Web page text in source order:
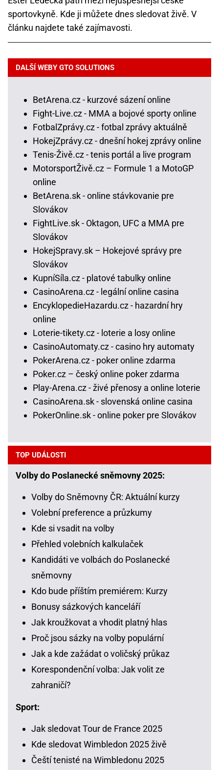
sportovkyně. Kde ji můžete dnes sledovat živě. V
článku najdete také zajímavosti.
DALŠÍ WEBY GTO SOLUTIONS
BetArena.cz - kurzové sázení online
Fight-Live.cz - MMA a bojové sporty online
FotbalZprávy.cz - fotbal zprávy aktuálně
HokejZprávy.cz - dnešní hokej zprávy online
Tenis-Živě.cz - tenis portál a live program
MotorsportŽivě.cz – Formule 1 a MotoGP
online
BetArena.sk - online stávkovanie pre
Slovákov
FightLive.sk - Oktagon, UFC a MMA pre
Slovákov
HokejSpravy.sk – Hokejové správy pre
Slovákov
KupníSíla.cz - platové tabulky online
CasinoArena.cz - legální online casina
EncyklopedieHazardu.cz - hazardní hry
online
Loterie-tikety.cz - loterie a losy online
CasinoAutomaty.cz - casino hry automaty
PokerArena.cz - poker online zdarma
Poker.cz – český online poker zdarma
Play-Arena.cz - živé přenosy a online loterie
CasinoArena.sk - slovenská online casina
PokerOnline.sk - online poker pre Slovákov
TOP UDÁLOSTI
Volby do Poslanecké sněmovny 2025:
Volby do Sněmovny ČR: Aktuální kurzy
Volební preference a průzkumy
Kde si vsadit na volby
Přehled volebních kalkulaček
Kandidáti ve volbách do Poslanecké
sněmovny
Kdo bude příštím premiérem: Kurzy
Bonusy sázkových kanceláří
Jak kroužkovat a vhodit platný hlas
Proč jsou sázky na volby populární
Jak a kde zažádat o voličský průkaz
Korespondenční volba: Jak volit ze
zahraničí?
Sport:
Jak sledovat Tour de France 2025
Kde sledovat Wimbledon 2025 živě
Čeští tenisté na Wimbledonu 2025